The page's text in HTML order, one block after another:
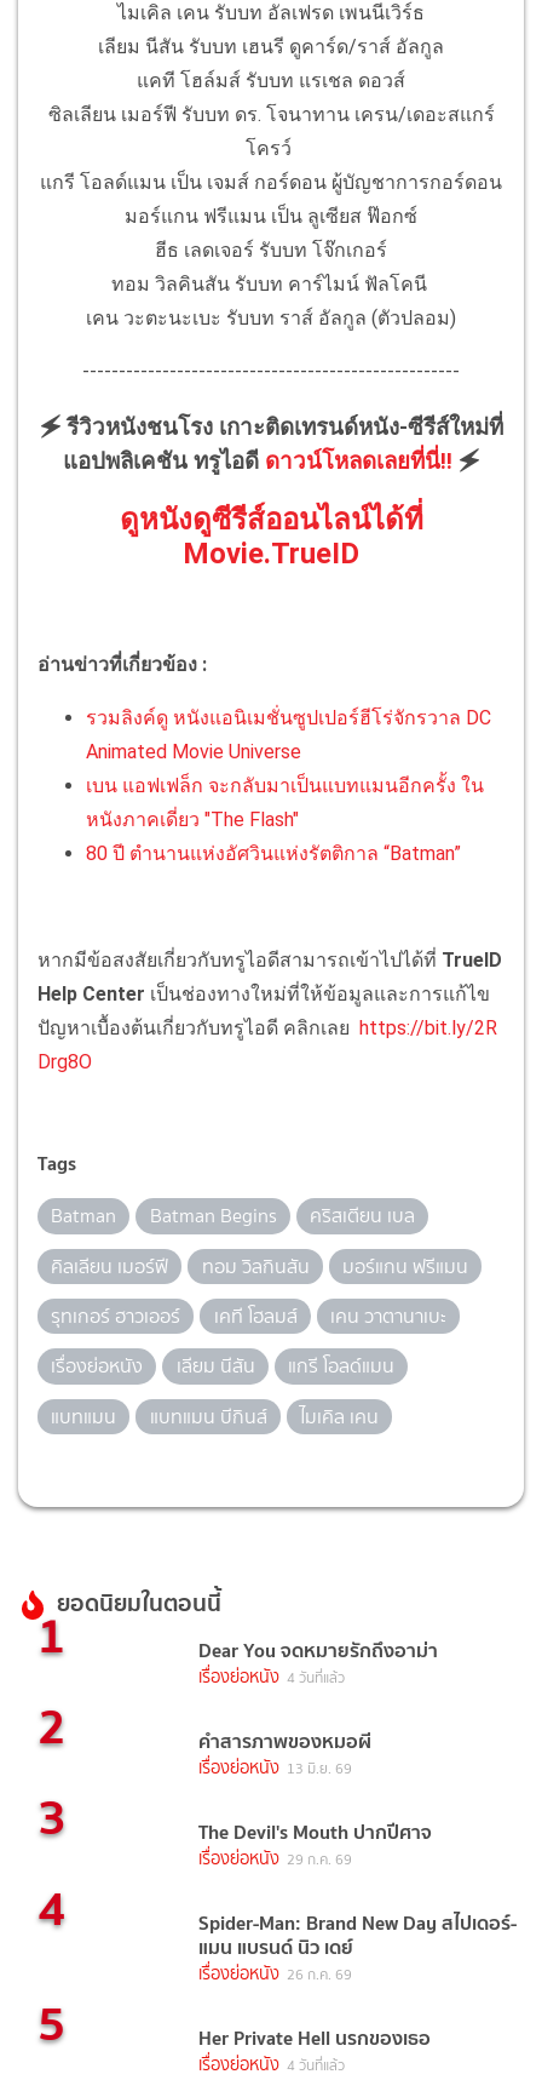
ไมเคิล เคน รับบท อัลเฟรด เพนนีเวิร์ธ
เลียม นีสัน รับบท เฮนรี ดูคาร์ด/ราส์ อัลกูล
แคที โฮล์มส์ รับบท แรเชล ดอวส์
ซิลเลียน เมอร์ฟี รับบท ดร. โจนาทาน เครน/เดอะสแกร์
โครว์
แกรี โอลด์แมน เป็น เจมส์ กอร์ดอน ผู้บัญชาการกอร์ดอน
มอร์แกน ฟรีแมน เป็น ลูเซียส ฟ๊อกซ์
ฮีธ เลดเจอร์ รับบท โจ๊กเกอร์
ทอม วิลคินสัน รับบท คาร์ไมน์ ฟัลโคนี
เคน วะตะนะเบะ รับบท ราส์ อัลกูล (ตัวปลอม)
----------------------------------------------------
🗲 รีวิวหนังชนโรง เกาะติดเทรนด์หนัง-ซีรีส์ใหม่ที่
แอปพลิเคชัน ทรูไอดี ดาวน์โหลดเลยที่นี่!! 🗲
ดูหนังดูซีรีส์ออนไลน์ได้ที่
Movie.TrueID
อ่านข่าวที่เกี่ยวข้อง :
รวมลิงค์ดู หนังแอนิเมชั่นซูปเปอร์ฮีโร่จักรวาล DC
Animated Movie Universe
เบน แอฟเฟล็ก จะกลับมาเป็นแบทแมนอีกครั้ง ใน
หนังภาคเดี่ยว "The Flash"
80 ปี ตำนานแห่งอัศวินแห่งรัตติกาล “Batman”
หากมีข้อสงสัยเกี่ยวกับทรูไอดีสามารถเข้าไปได้ที่ TrueID
Help Center เป็นช่องทางใหม่ที่ให้ข้อมูลและการแก้ไข
ปัญหาเบื้องต้นเกี่ยวกับทรูไอดี คลิกเลย https://bit.ly/2R
Drg8O
Tags
Batman Batman Begins
คริสเตียน เบล
คิลเลียน เมอร์ฟี
ทอม วิลกินสัน
มอร์แกน ฟรีแมน
รุทเกอร์ ฮาวเออร์
เคที โฮลมส์
เคน วาตานาเบะ
เรื่องย่อหนัง
เลียม นีสัน
แกรี โอลด์แมน
แบทแมน
แบทแมน บีกินส์ ไมเคิล เคน
ยอดนิยมในตอนนี้
1 Dear You จดหมายรักถึงอาม่า
เรื่องย่อหนัง 4 วันที่แล้ว
2 คำสารภาพของหมอผี
เรื่องย่อหนัง 13 มิ.ย. 69
3 The Devil's Mouth ปากปีศาจ
เรื่องย่อหนัง 29 ก.ค. 69
4 Spider-Man: Brand New Day สไปเดอร์-
แมน แบรนด์ นิว เดย์
เรื่องย่อหนัง 26 ก.ค. 69
5 Her Private Hell นรกของเธอ
เรื่องย่อหนัง 4 วันที่แล้ว